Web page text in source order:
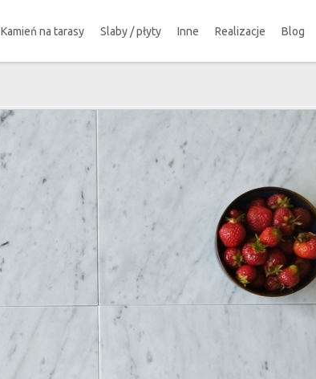
Kamień na tarasy Slaby / płyty Inne Realizacje Blog